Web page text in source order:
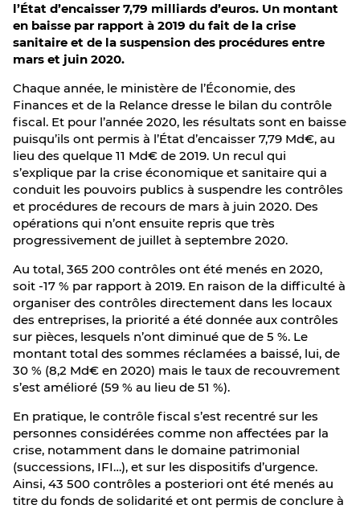
l’État d’encaisser 7,79 milliards d’euros. Un montant
en baisse par rapport à 2019 du fait de la crise
sanitaire et de la suspension des procédures entre
mars et juin 2020.
Chaque année, le ministère de l’Économie, des
Finances et de la Relance dresse le bilan du contrôle
fiscal. Et pour l’année 2020, les résultats sont en baisse
puisqu’ils ont permis à l’État d’encaisser 7,79 Md€, au
lieu des quelque 11 Md€ de 2019. Un recul qui
s’explique par la crise économique et sanitaire qui a
conduit les pouvoirs publics à suspendre les contrôles
et procédures de recours de mars à juin 2020. Des
opérations qui n’ont ensuite repris que très
progressivement de juillet à septembre 2020.
Au total, 365 200 contrôles ont été menés en 2020,
soit -17 % par rapport à 2019. En raison de la difficulté à
organiser des contrôles directement dans les locaux
des entreprises, la priorité a été donnée aux contrôles
sur pièces, lesquels n’ont diminué que de 5 %. Le
montant total des sommes réclamées a baissé, lui, de
30 % (8,2 Md€ en 2020) mais le taux de recouvrement
s’est amélioré (59 % au lieu de 51 %).
En pratique, le contrôle fiscal s’est recentré sur les
personnes considérées comme non affectées par la
crise, notamment dans le domaine patrimonial
(successions, IFI…), et sur les dispositifs d’urgence.
Ainsi, 43 500 contrôles a posteriori ont été menés au
titre du fonds de solidarité et ont permis de conclure à